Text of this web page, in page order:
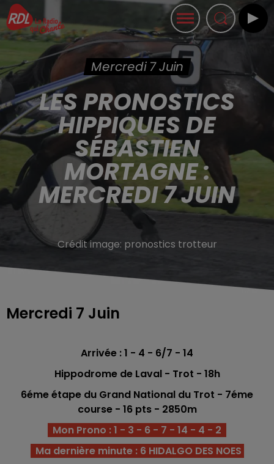
Mercredi 7 Juin
LES PRONOSTICS
HIPPIQUES DE
SÉBASTIEN
MORTAGNE :
MERCREDI 7 JUIN
Crédit image: pronostics trotteur
Mercredi 7 Juin
Arrivée : 1 - 4 - 6/7 - 14
Hippodrome de Laval - Trot - 18h
6éme étape du Grand National du Trot - 7éme
course - 16pts - 2850m
Mon Prono : 1 - 3 - 6 - 7 - 14 - 4 - 2
Ma dernière minute : 6 HIDALGO DES NOES